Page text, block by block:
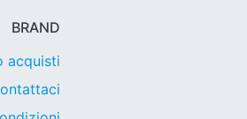
BRAND
acquisti